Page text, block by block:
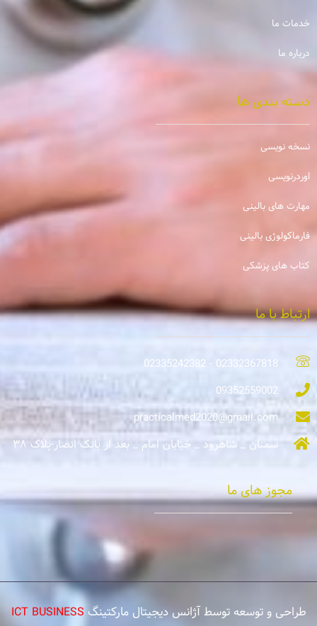
خدمات ما
درباره ما
دسته بندی ها
نسخه نویسی
اوردرنویسی
مهارت های بالینی
فارماکولوژی بالینی
کتاب های پزشکی
ارتباط با ما
02332367818 - 02335242382
09352559002
practicalmed2020@gmail.com
سمنان _ شاهرود _ خیابان امام _ بعد از بانک انصار-پلاک ۳۸
مجوز های ما
طراحی و توسعه توسط آژانس دیجیتال مارکتینگ ICT BUSINESS